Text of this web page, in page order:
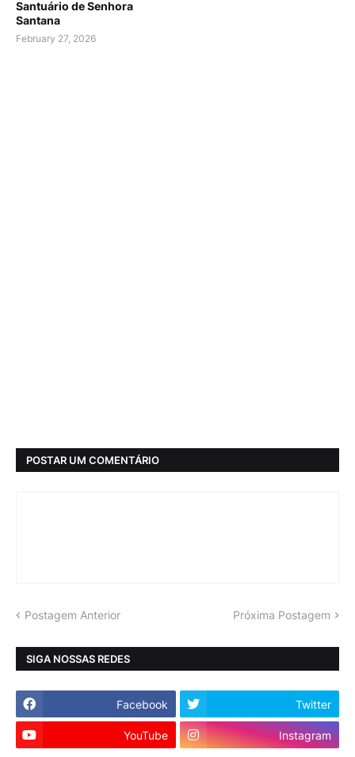
Santuário de Senhora
Santana
February 27, 2026
POSTAR UM COMENTÁRIO
Postagem Anterior Próxima Postagem
SIGA NOSSAS REDES
Facebook Twitter
YouTube Instagram